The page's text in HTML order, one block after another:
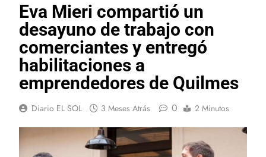
Eva Mieri compartió un
desayuno de trabajo con
comerciantes y entregó
habilitaciones a
emprendedores de Quilmes
Diario EL SOL 3 Meses Atrás 0 2 Minutos